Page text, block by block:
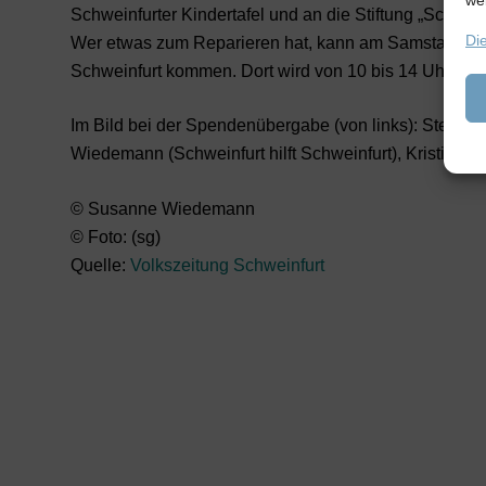
Schweinfurter Kindertafel und an die Stiftung
Wer etwas zum Reparieren hat, kann am Samstag,
Schweinfurt kommen. Dort wird von 10 bis 14 Uhr
Im Bild bei der Spendenübergabe (von links): Stefan
Wiedemann (Schweinfurt hilft Schweinfurt), Kristina
© Susanne Wiedemann
© Foto: (sg)
Quelle:Volkszeitung Schweinfurt